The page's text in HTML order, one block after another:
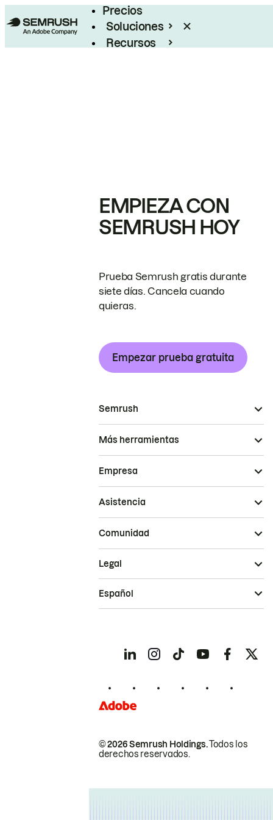
Precios
Soluciones
Recursos
EMPIEZA CON
SEMRUSH HOY
Prueba Semrush gratis durante
siete días. Cancela cuando
quieras.
Empezar prueba gratuita
Semrush
Más herramientas
Empresa
Asistencia
Comunidad
© 2026 Semrush Holdings.Todos los
derechos reservados.
Legal
Español